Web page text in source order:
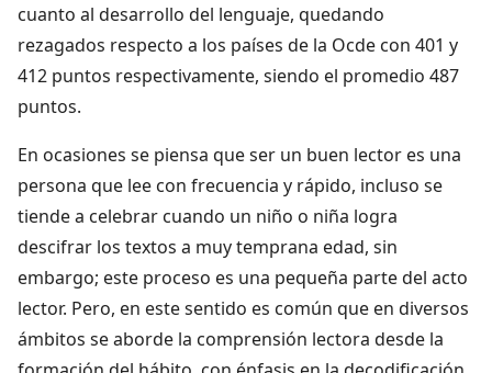
cuanto al desarrollo del lenguaje, quedando
rezagados respecto a los países de la Ocde con 401 y
412 puntos respectivamente, siendo el promedio 487
puntos.
En ocasiones se piensa que ser un buen lector es una
persona que lee con frecuencia y rápido, incluso se
tiende a celebrar cuando un niño o niña logra
descifrar los textos a muy temprana edad, sin
embargo; este proceso es una pequeña parte del acto
lector. Pero, en este sentido es común que en diversos
ámbitos se aborde la comprensión lectora desde la